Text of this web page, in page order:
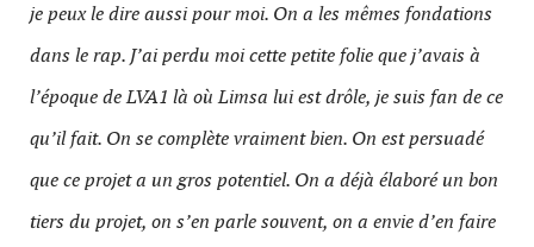
je peux le dire aussi pour moi. On a les mêmes fondations
dans le rap. J’ai perdu moi cette petite folie que j’avais à
l’époque de LVA1 là où Limsa lui est drôle, je suis fan de ce
qu’il fait. On se complète vraiment bien. On est persuadé
que ce projet a un gros potentiel. On a déjà élaboré un bon
tiers du projet, on s’en parle souvent, on a envie d’en faire